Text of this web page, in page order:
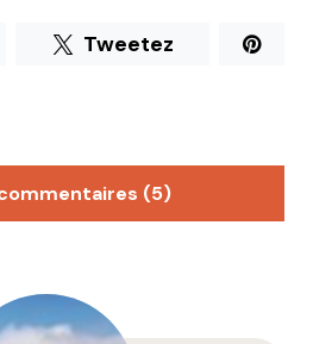
Tweetez
(5)
bon, les légumes sont frais
niveau tarif, ils